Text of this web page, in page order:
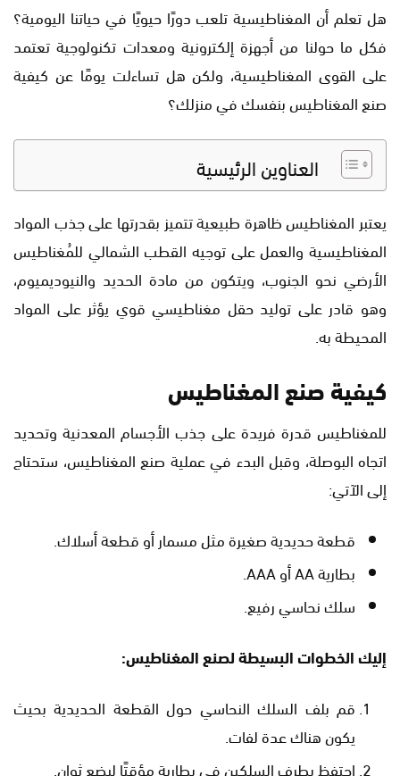
هل تعلم أن المغناطيسية تلعب دورًا حيويًا في حياتنا اليومية؟
فكل ما حولنا من أجهزة إلكترونية ومعدات تكنولوجية تعتمد
على القوى المغناطيسية، ولكن هل تساءلت يومًا عن كيفية
صنع المغناطيس بنفسك في منزلك؟
العناوين الرئيسية
يعتبر المغناطيس ظاهرة طبيعية تتميز بقدرتها على جذب المواد
المغناطيسية والعمل على توجيه القطب الشمالي للمُغناطيس
الأرضي نحو الجنوب، ويتكون من مادة الحديد والنيوديميوم،
وهو قادر على توليد حقل مغناطيسي قوي يؤثر على المواد
المحيطة به.
كيفية صنع المغناطيس
للمغناطيس قدرة فريدة على جذب الأجسام المعدنية وتحديد
اتجاه البوصلة، وقبل البدء في عملية صنع المغناطيس، ستحتاج
إلى الآتي:
قطعة حديدية صغيرة مثل مسمار أو قطعة أسلاك.
بطارية AA أو AAA.
سلك نحاسي رفيع.
إليك الخطوات البسيطة لصنع المغناطيس:
قم بلف السلك النحاسي حول القطعة الحديدية بحيث
يكون هناك عدة لفات.
احتفظ بطرف السلكين في بطارية مؤقتًا لبضع ثوانٍ.